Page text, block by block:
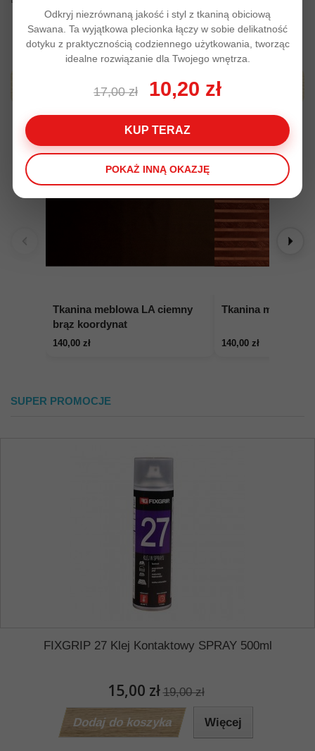
Produkty z tej samej kategori
Tkanina meblowa LA ciemny
brąz koordynat
140,00 zł
Tkanina meblowa
140,00 zł
SUPER PROMOCJE
FIXGRIP 27 Klej Kontaktowy SPRAY 500ml
15,00 zł 19,00 zł
Dodaj do koszyka Więcej
Odkryj niezrównaną jakość i styl z tkaniną obiciową
Sawana. Ta wyjątkowa plecionka łączy w sobie delikatność
dotyku z praktycznością codziennego użytkowania, tworząc
idealne rozwiązanie dla Twojego wnętrza.
17,00 zł 10,20 zł
KUP TERAZ
POKAŻ INNĄ OKAZJĘ